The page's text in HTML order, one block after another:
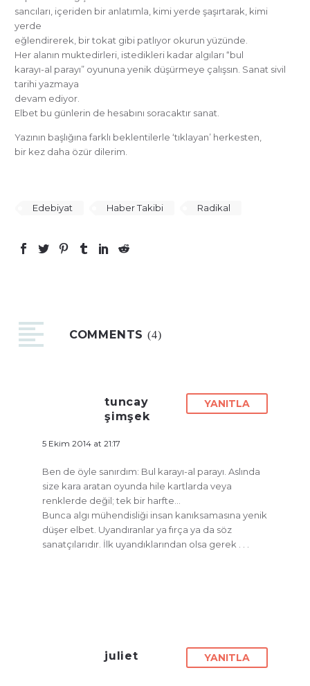
sancıları, içeriden bir anlatımla, kimi yerde şaşırtarak, kimi
yerde
eğlendirerek, bir tokat gibi patlıyor okurun yüzünde.
Her alanın muktedirleri, istedikleri kadar algıları “bul
karayı-al parayı” oyununa yenik düşürmeye çalışsın. Sanat sivil
tarihi yazmaya
devam ediyor.
Elbet bu günlerin de hesabını soracaktır sanat.
Yazının başlığına farklı beklentilerle ‘tıklayan’ herkesten,
bir kez daha özür dilerim.
Edebiyat Haber Takibi Radikal
COMMENTS(4)
tuncay
şimşek
5 Ekim 2014 at 21:17
YANITLA
Ben de öyle sanırdım: Bul karayı-al parayı. Aslında
size kara aratan oyunda hile kartlarda veya
renklerde değil; tek bir harfte…
Bunca algı mühendisliği insan kanıksamasına yenik
düşer elbet. Uyandıranlar ya fırça ya da söz
sanatçılarıdır. İlk uyandıklarından olsa gerek . . .
juliet YANITLA